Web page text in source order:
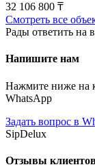
32 106 800 ₸
Смотреть все
Рады ответить на
Напишите нам
Нажмите ниже на
WhatsApp
Задать вопрос в
SipDelux
Отзывы